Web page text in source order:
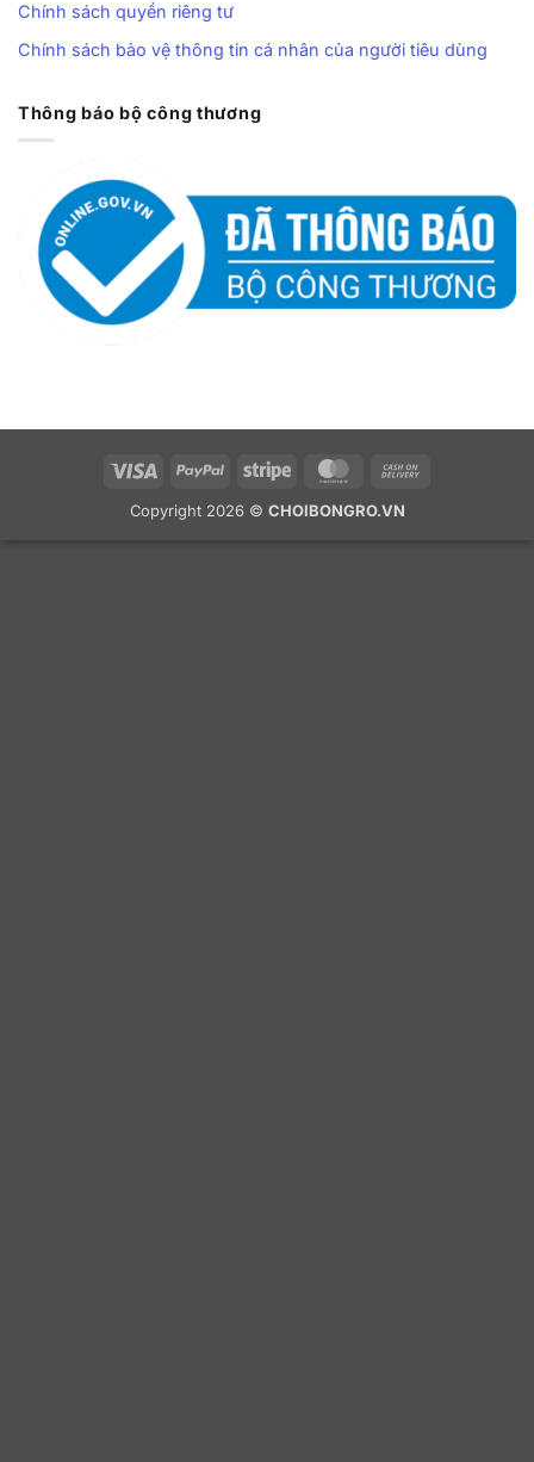
Chính sách quyền riêng tư
Chính sách bảo vệ thông tin cá nhân của người tiêu dùng
Thông báo bộ công thương
Visa PayPal Stripe MasterCard
Copyright 2026 © CHOIBONGRO.VN